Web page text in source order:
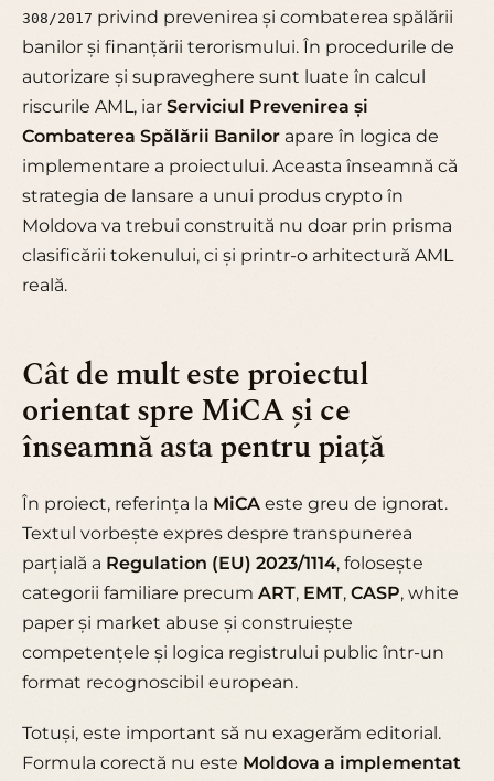
308/2017 privind prevenirea și combaterea spălării
banilor și finanțării terorismului. În procedurile de
autorizare și supraveghere sunt luate în calcul
riscurile AML, iar Serviciul Prevenirea și
Combaterea Spălării Banilor apare în logica de
implementare a proiectului. Aceasta înseamnă că
strategia de lansare a unui produs crypto în
Moldova va trebui construită nu doar prin prisma
clasificării tokenului, ci și printr-o arhitectură AML
reală.
Cât de mult este proiectul
orientat spre MiCA și ce
înseamnă asta pentru piață
În proiect, referința la MiCA este greu de ignorat.
Textul vorbește expres despre transpunerea
parțială a Regulation (EU) 2023/1114, folosește
categorii familiare precum ART, EMT, CASP, white
paper și market abuse și construiește
competențele și logica registrului public într-un
format recognoscibil european.
Totuși, este important să nu exagerăm editorial.
Formula corectă nu este Moldova a implementat